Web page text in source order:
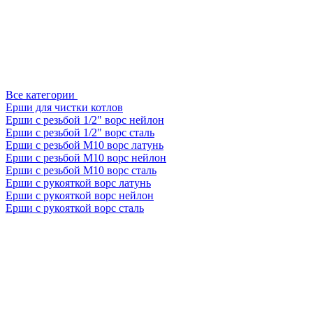
Все категории
Ерши для чистки котлов
Ерши с резьбой 1/2" ворс нейлон
Ерши с резьбой 1/2" ворс сталь
Ерши с резьбой М10 ворс латунь
Ерши с резьбой М10 ворс нейлон
Ерши с резьбой М10 ворс сталь
Ерши с рукояткой ворс латунь
Ерши с рукояткой ворс нейлон
Ерши с рукояткой ворс сталь